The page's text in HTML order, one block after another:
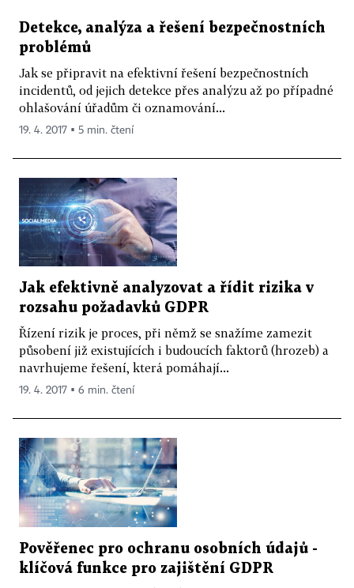
Detekce, analýza a řešení bezpečnostních
problémů
Jak se připravit na efektivní řešení bezpečnostních
incidentů, od jejich detekce přes analýzu až po případné
ohlašování úřadům či oznamování...
19. 4. 2017 ▪ 5 min. čtení
Jak efektivně analyzovat a řídit rizika v
rozsahu požadavků GDPR
Řízení rizik je proces, při němž se snažíme zamezit
působení již existujících i budoucích faktorů (hrozeb) a
navrhujeme řešení, která pomáhají...
19. 4. 2017 ▪ 6 min. čtení
Pověřenec pro ochranu osobních údajů -
klíčová funkce pro zajištění GDPR